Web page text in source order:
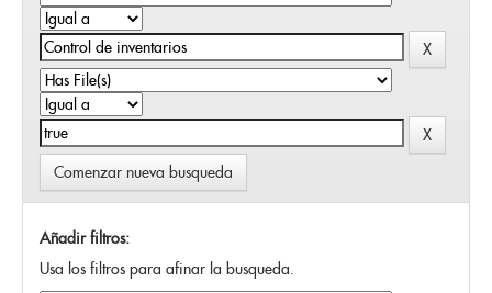
Comenzar nueva busqueda
Añadir filtros:
Usa los filtros para afinar la busqueda.